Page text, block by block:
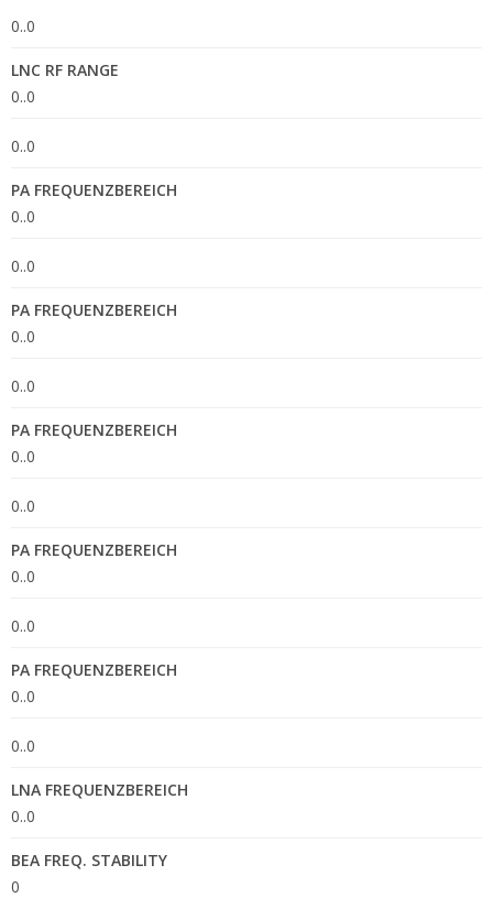
0..0
LNC RF RANGE
0..0
0..0
PA FREQUENZBEREICH
0..0
0..0
PA FREQUENZBEREICH
0..0
0..0
PA FREQUENZBEREICH
0..0
0..0
PA FREQUENZBEREICH
0..0
0..0
PA FREQUENZBEREICH
0..0
0..0
LNA FREQUENZBEREICH
0..0
BEA FREQ. STABILITY
0